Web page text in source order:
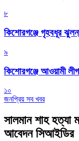
৮
কিশোরগঞ্জে গৃহবধূর
৯
কিশোরগঞ্জে আওয়ামী
১০
জনপ্রিয় সব খবর
সালমান শাহ হত্যা
আবেদন সিআইডির